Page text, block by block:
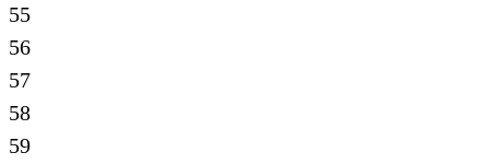
55
56
57
58
59